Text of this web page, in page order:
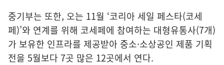
중기부는 또한, 오는 11월 ‘코리아 세일 페스타(코세
페)’와 연계를 위해 코세페에 참여하는 대형유통사(7개)
가 보유한 인프라를 제공받아 중소·소상공인 제품 기획
전을 5월보다 7곳 많은 12곳에서 연다.